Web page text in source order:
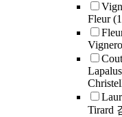
Fleur
Tirard